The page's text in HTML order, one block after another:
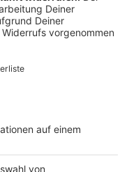
Updates: